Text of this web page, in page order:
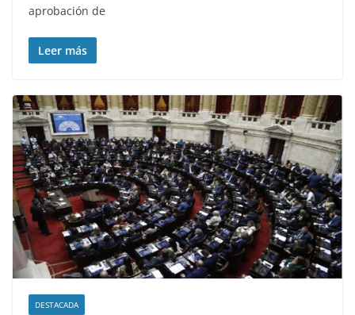
aprobación de
Leer más
DESTACADA